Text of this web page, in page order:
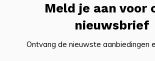
Meld je aan voor
nieuwsbrief
Ontvang de nieuwste aanbiedingen